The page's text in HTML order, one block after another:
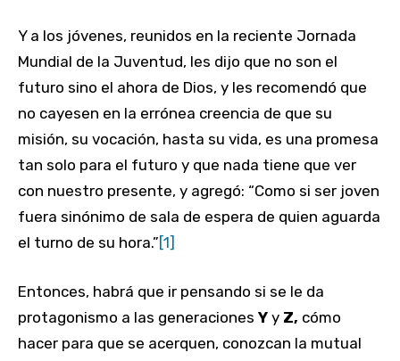
Y a los jóvenes, reunidos en la reciente Jornada
Mundial de la Juventud, les dijo que no son el
futuro sino el ahora de Dios, y les recomendó que
no cayesen en la errónea creencia de que su
misión, su vocación, hasta su vida, es una promesa
tan solo para el futuro y que nada tiene que ver
con nuestro presente, y agregó: “Como si ser joven
fuera sinónimo de sala de espera de quien aguarda
el turno de su hora.”[1]
Entonces, habrá que ir pensando si se le da
protagonismo a las generaciones Y y Z, cómo
hacer para que se acerquen, conozcan la mutual